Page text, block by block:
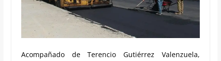
Acompañado de Terencio Gutiérrez Valenzuela,